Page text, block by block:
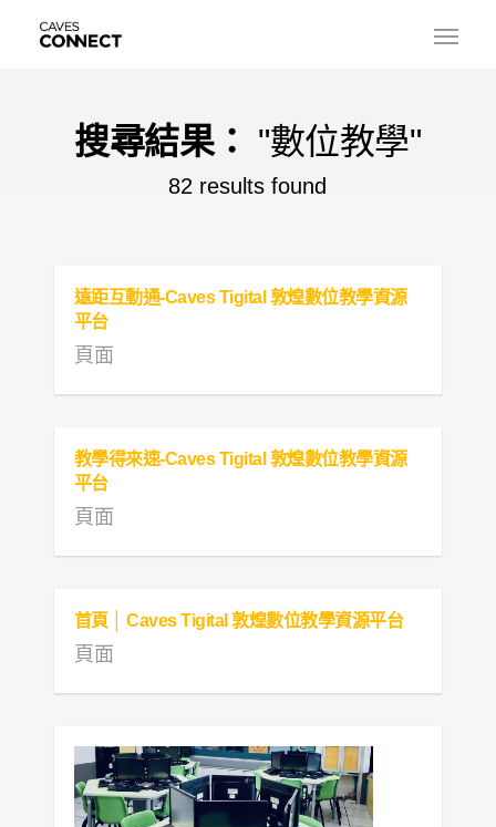
搜尋結果： "數位教學"
82 results found
遠距互動通-Caves Tigital 敦煌數位教學資源
平台
頁面
教學得來速-Caves Tigital 敦煌數位教學資源
平台
頁面
首頁 │ Caves Tigital 敦煌數位教學資源平台
頁面